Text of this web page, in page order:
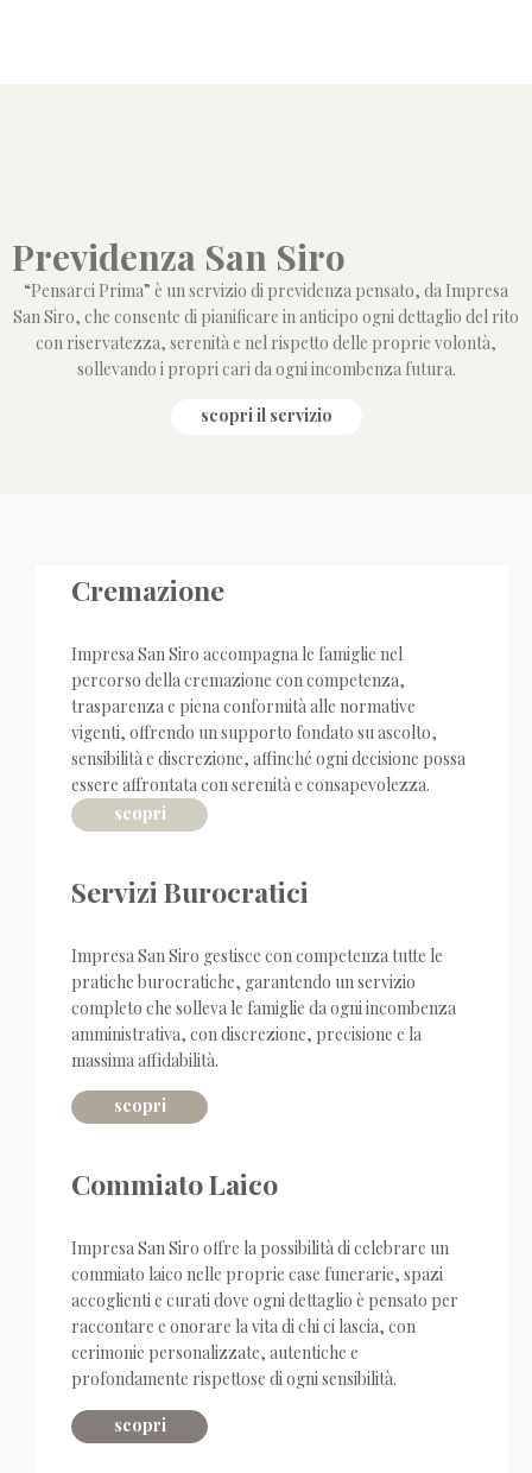
Previdenza San Siro
“Pensarci Prima” è un servizio di previdenza pensato, da Impresa
San Siro, che consente di pianificare in anticipo ogni dettaglio del rito
con riservatezza, serenità e nel rispetto delle proprie volontà,
sollevando i propri cari da ogni incombenza futura.
scopri il servizio
Cremazione
Impresa San Siro accompagna le famiglie nel
percorso della cremazione con competenza,
trasparenza e piena conformità alle normative
vigenti, offrendo un supporto fondato su ascolto,
sensibilità e discrezione, affinché ogni decisione possa
essere affrontata con serenità e consapevolezza.
scopri
Servizi Burocratici
Impresa San Siro gestisce con competenza tutte le
pratiche burocratiche, garantendo un servizio
completo che solleva le famiglie da ogni incombenza
amministrativa, con discrezione, precisione e la
massima affidabilità.
scopri
Commiato Laico
Impresa San Siro offre la possibilità di celebrare un
commiato laico nelle proprie case funerarie, spazi
accoglienti e curati dove ogni dettaglio è pensato per
raccontare e onorare la vita di chi ci lascia, con
cerimonie personalizzate, autentiche e
profondamente rispettose di ogni sensibilità.
scopri